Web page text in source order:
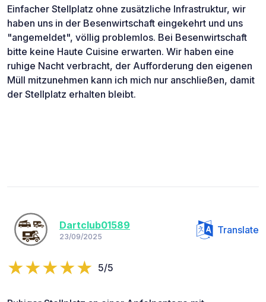
Einfacher Stellplatz ohne zusätzliche Infrastruktur, wir
haben uns in der Besenwirtschaft eingekehrt und uns
"angemeldet", völlig problemlos. Bei Besenwirtschaft
bitte keine Haute Cuisine erwarten. Wir haben eine
ruhige Nacht verbracht, der Aufforderung den eigenen
Müll mitzunehmen kann ich mich nur anschließen, damit
der Stellplatz erhalten bleibt.
Dartclub01589
23/09/2025
Translate
5/5